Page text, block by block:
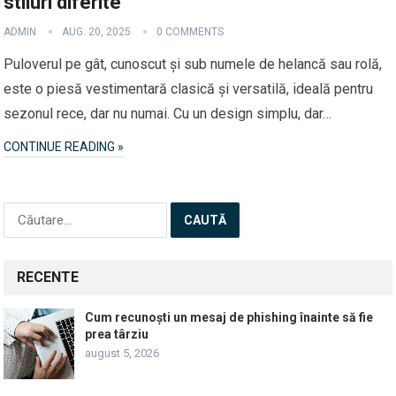
ADMIN AUG. 20, 2025 0 COMMENTS
Puloverul pe gât, cunoscut și sub numele de helancă sau rolă,
este o piesă vestimentară clasică și versatilă, ideală pentru
sezonul rece, dar nu numai. Cu un design simplu, dar…
CONTINUE READING »
Caută
RECENTE
Cum recunoști un mesaj de phishing înainte să fie
prea târziu
august 5, 2026